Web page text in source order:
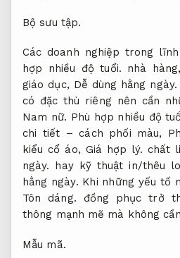
Bộ sưu tập.
Các doanh nghiệp trong
hợp nhiều độ tuổi. nhà hàng,
giáo dục, Dễ dùng hằng ngày.
có đặc thù riêng nên cần
Nam nữ. Phù hợp nhiều độ
chi tiết – cách phối màu,
kiểu cổ áo, Giá hợp lý. chất
ngày. hay kỹ thuật in/thêu
hằng ngày. Khi những yếu tố
Tôn dáng. đồng phục trở
thông mạnh mẽ mà không
Mẫu mã.